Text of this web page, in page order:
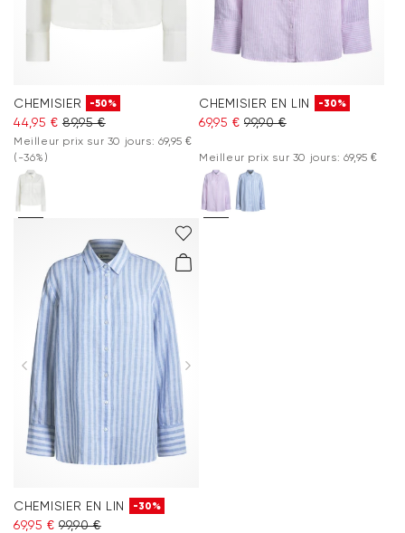
CHEMISIER -50%
44,95 € 89,95 €
Meilleur prix sur 30 jours: 69,95 €
(-36%)
CHEMISIER EN LIN -30%
69,95 € 99,90 €
Meilleur prix sur 30 jours: 69,95 €
CHEMISIER EN LIN -30%
69,95 € 99,90 €